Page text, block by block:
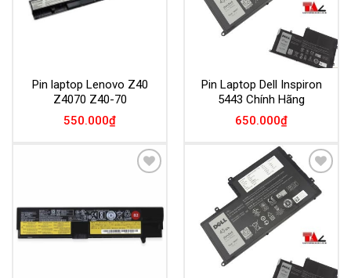
Pin laptop Lenovo Z40
Z4070 Z40-70
550.000₫
Pin Laptop Dell Inspiron
5443 Chính Hãng
650.000₫
Add to
Wishlist